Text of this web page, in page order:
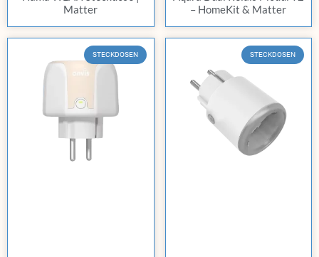
Matter
– HomeKit & Matter
STECKDOSEN STECKDOSEN